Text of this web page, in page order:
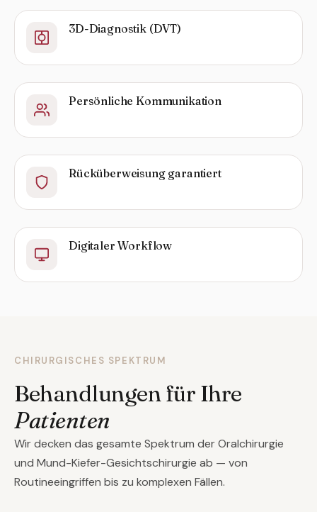
3D-Diagnostik (DVT)
Persönliche Kommunikation
Rücküberweisung garantiert
Digitaler Workflow
CHIRURGISCHES SPEKTRUM
Behandlungen für Ihre
Patienten
Wir decken das gesamte Spektrum der Oralchirurgie
und Mund-Kiefer-Gesichtschirurgie ab — von
Routineeingriffen bis zu komplexen Fällen.